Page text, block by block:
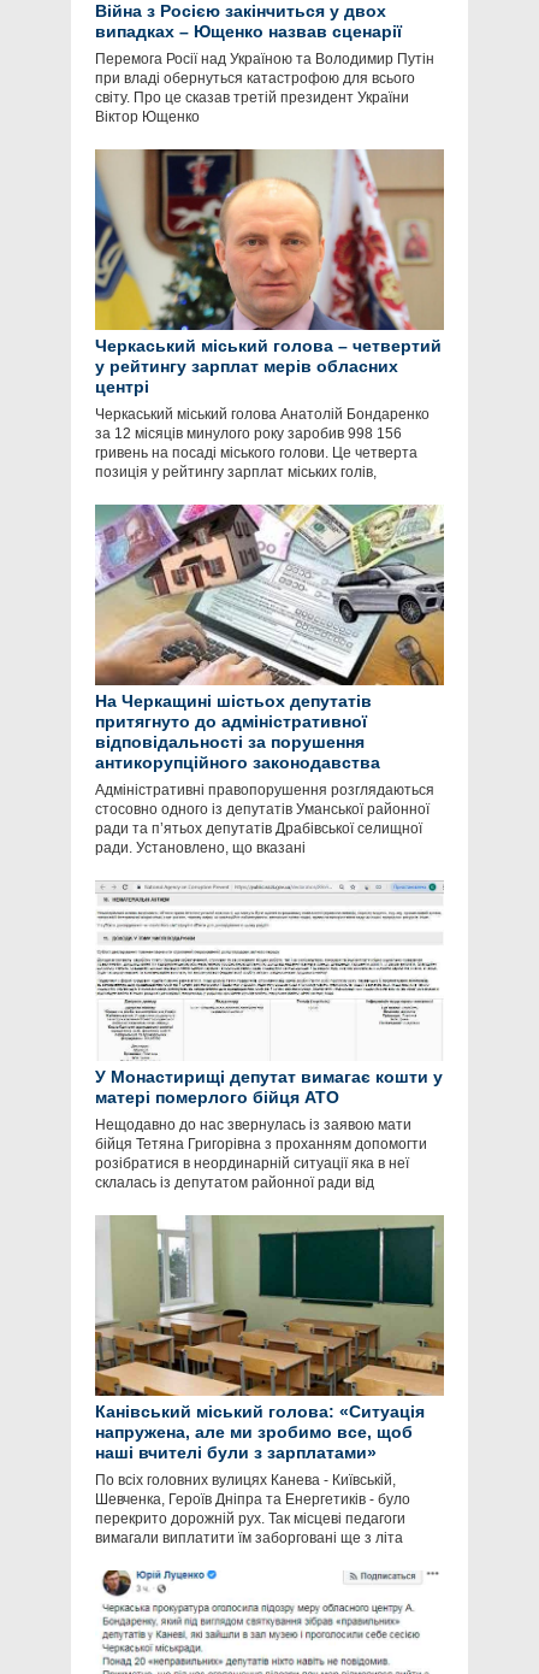
Війна з Росією закінчиться у двох
випадках – Ющенко назвав сценарії
Перемога Росії над Україною та Володимир Путін
при владі обернуться катастрофою для всього
світу. Про це сказав третій президент України
Віктор Ющенко
Черкаський міський голова – четвертий
у рейтингу зарплат мерів обласних
центрі
Черкаський міський голова Анатолій Бондаренко
за 12 місяців минулого року заробив 998 156
гривень на посаді міського голови. Це четверта
позиція у рейтингу зарплат міських голів,
На Черкащині шістьох депутатів
притягнуто до адміністративної
відповідальності за порушення
антикорупційного законодавства
Адміністративні правопорушення розглядаються
стосовно одного із депутатів Уманської районної
ради та п’ятьох депутатів Драбівської селищної
ради. Установлено, що вказані
У Монастирищі депутат вимагає кошти у
матері померлого бійця АТО
Нещодавно до нас звернулась із заявою мати
бійця Тетяна Григорівна з проханням допомогти
розібратися в неординарній ситуації яка в неї
склалась із депутатом районної ради від
Канівський міський голова: «Ситуація
напружена, але ми зробимо все, щоб
наші вчителі були з зарплатами»
По всіх головних вулицях Канева - Київській,
Шевченка, Героїв Дніпра та Енергетиків - було
перекрито дорожній рух. Так місцеві педагоги
вимагали виплатити їм заборговані ще з літа